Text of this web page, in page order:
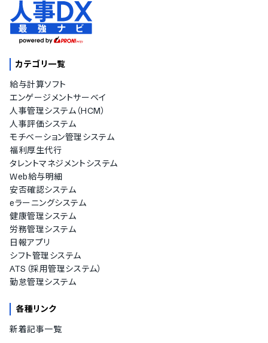
カテゴリ一覧
給与計算ソフト
エンゲージメントサーベイ
人事管理システム（HCM）
人事評価システム
モチベーション管理システム
福利厚生代行
タレントマネジメントシステム
Web給与明細
安否確認システム
eラーニングシステム
健康管理システム
労務管理システム
日報アプリ
シフト管理システム
ATS（採用管理システム）
勤怠管理システム
各種リンク
新着記事一覧